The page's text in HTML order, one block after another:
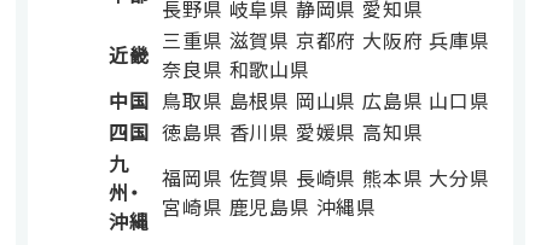
長野県 岐阜県 静岡県 愛知県
近畿 三重県 滋賀県 京都府 大阪府 兵庫県
奈良県 和歌山県
中国 鳥取県 島根県 岡山県 広島県 山口県
四国 徳島県 香川県 愛媛県 高知県
九
州・
沖縄
福岡県 佐賀県 長崎県 熊本県 大分県
宮崎県 鹿児島県 沖縄県